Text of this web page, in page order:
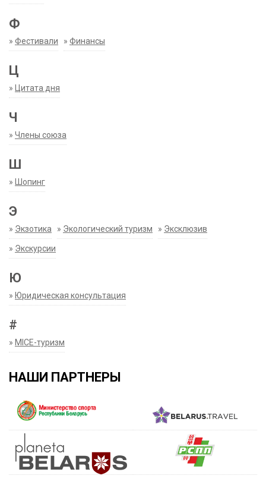
Ф
» Фестивали » Финансы
Ц
» Цитата дня
Ч
» Члены союза
Ш
» Шопинг
Э
» Экзотика » Экологический туризм » Эксклюзив
» Экскурсии
Ю
» Юридическая консультация
#
» MICE-туризм
НАШИ ПАРТНЕРЫ